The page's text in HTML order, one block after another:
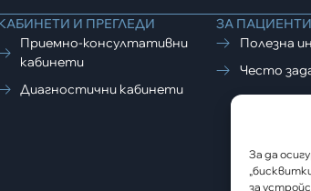
За да
за
И ПРЕГЛЕДИ
Приемно-консултативни
кабинети
Диагностични кабинети
ЗА ПАЦИЕНТИ
Полезна
Често